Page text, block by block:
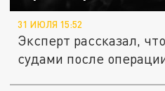
31 ИЮЛЯ 15:52
Эксперт рассказал,
судами после